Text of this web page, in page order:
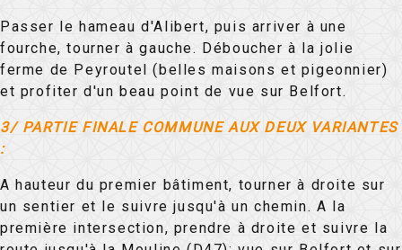
Passer le hameau d'Alibert, puis arriver à une
fourche, tourner à gauche. Déboucher à la jolie
ferme de Peyroutel (belles maisons et pigeonnier)
et profiter d'un beau point de vue sur Belfort.
3/ PARTIE FINALE COMMUNE AUX DEUX VARIANTES
:
A hauteur du premier bâtiment, tourner à droite sur
un sentier et le suivre jusqu'à un chemin. A la
première intersection, prendre à droite et suivre la